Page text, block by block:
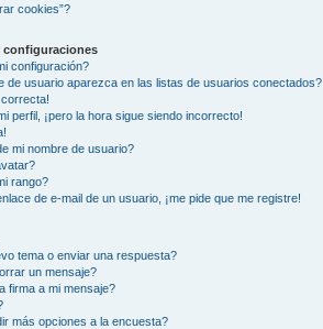
cookies”?
configuraciones
configuración?
de usuario aparezca en las listas de usuarios conectados?
perfil, ¡pero la hora sigue siendo incorrecto!
mi nombre de usuario?
rango?
de e-mail de un usuario, ¡me pide que me registre!
tema o enviar una respuesta?
un mensaje?
firma a mi mensaje?
más opciones a la encuesta?